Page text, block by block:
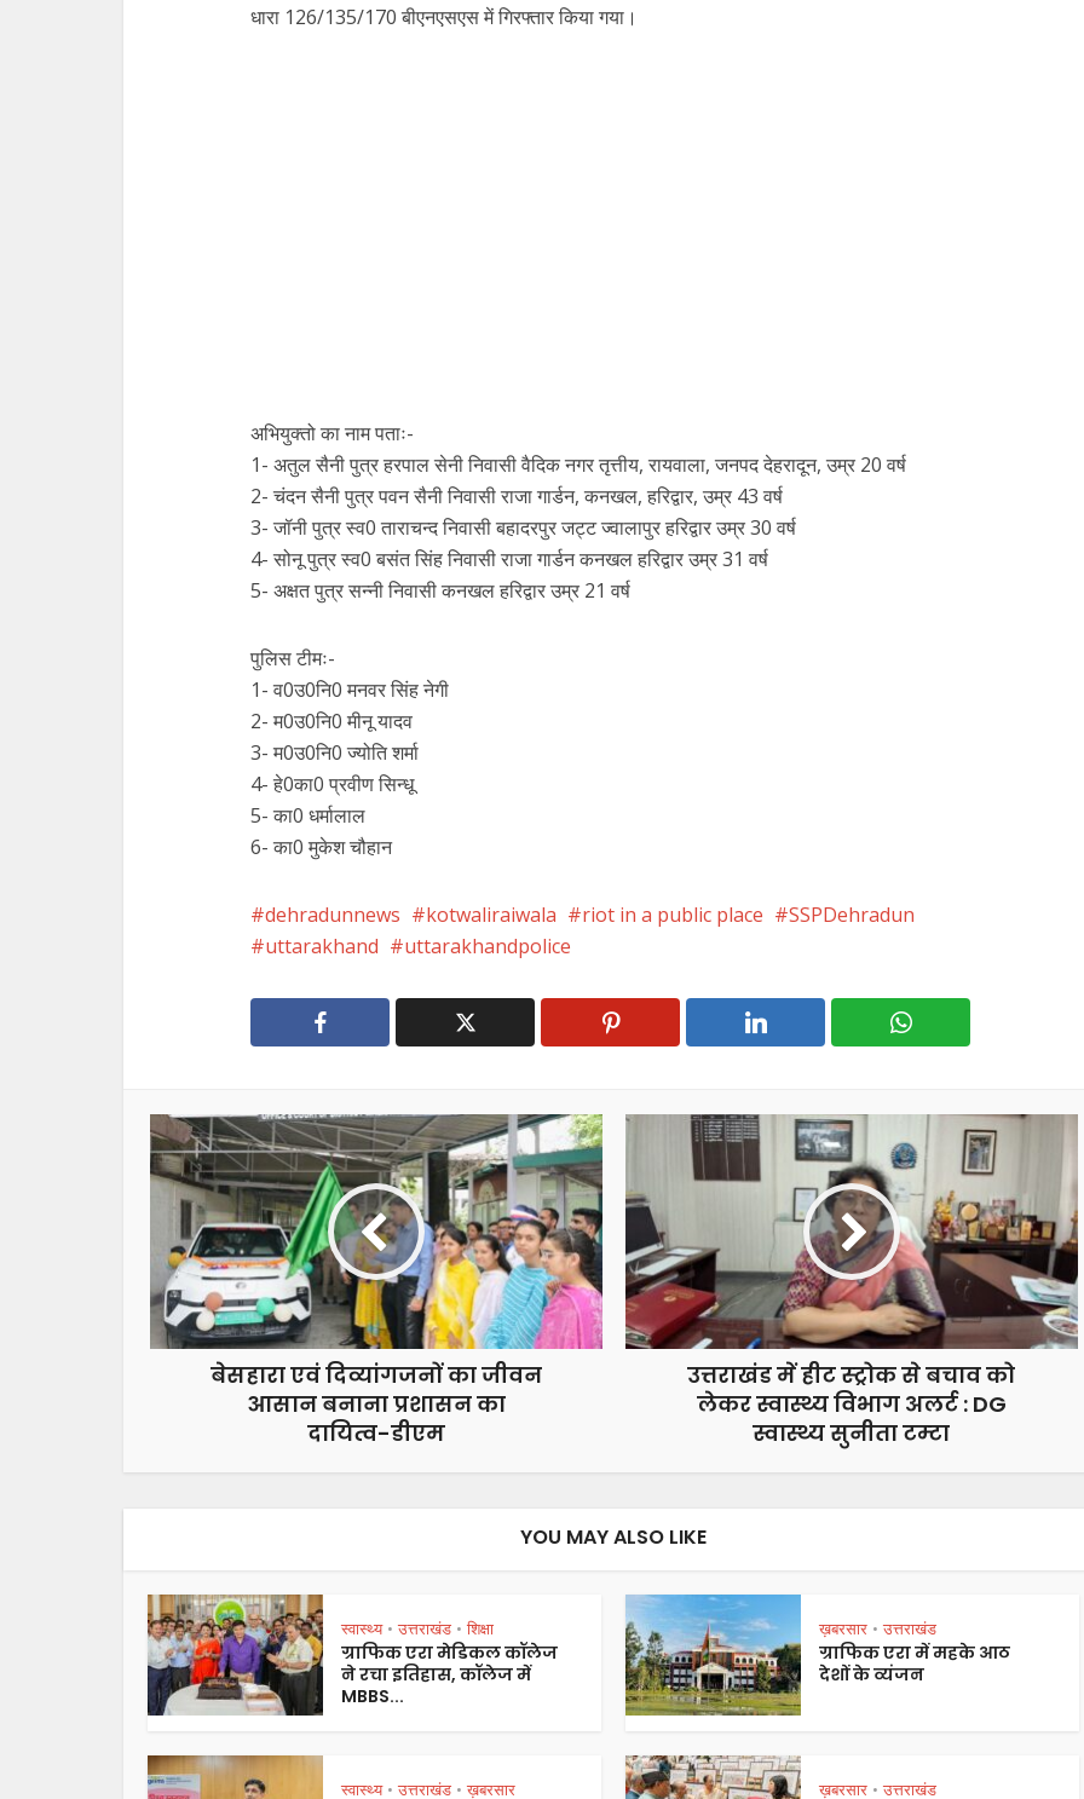
धारा 126/135/170 बीएनएसएस में गिरफ्तार किया गया।
अभियुक्तो का नाम पताः-
1- अतुल सैनी पुत्र हरपाल सेनी निवासी वैदिक नगर तृत्तीय, रायवाला, जनपद देहरादून, उम्र 20 वर्ष
2- चंदन सैनी पुत्र पवन सैनी निवासी राजा गार्डन, कनखल, हरिद्वार, उम्र 43 वर्ष
3- जॉनी पुत्र स्व0 ताराचन्द निवासी बहादरपुर जट्ट ज्वालापुर हरिद्वार उम्र 30 वर्ष
4- सोनू पुत्र स्व0 बसंत सिंह निवासी राजा गार्डन कनखल हरिद्वार उम्र 31 वर्ष
5- अक्षत पुत्र सन्नी निवासी कनखल हरिद्वार उम्र 21 वर्ष
पुलिस टीमः-
1- व0उ0नि0 मनवर सिंह नेगी
2- म0उ0नि0 मीनू यादव
3- म0उ0नि0 ज्योति शर्मा
4- हे0का0 प्रवीण सिन्धू
5- का0 धर्मालाल
6- का0 मुकेश चौहान
dehradunnews kotwaliraiwala riot in a public place
SSPDehradun
uttarakhand
uttarakhandpolice
बेसहारा एवं दिव्यांगजनों का जीवन
आसान बनाना प्रशासन का
दायित्व-डीएम
उत्तराखंड में हीट स्ट्रोक से बचाव को
लेकर स्वास्थ्य विभाग अलर्ट : DG
स्वास्थ्य सुनीता टम्टा
YOU MAY ALSO LIKE
स्वास्थ्य • उत्तराखंड • शिक्षा
ग्राफिक एरा मेडिकल कॉलेज
ने रचा इतिहास, कॉलेज में
MBBS...
ख़बरसार • उत्तराखंड
ग्राफिक एरा में महके आठ
देशों के व्यंजन
स्वास्थ्य • उत्तराखंड • ख़बरसार ख़बरसार • उत्तराखंड